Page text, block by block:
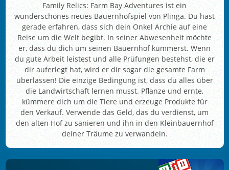
Family Relics: Farm Bay Adventures ist ein
wunderschönes neues Bauernhofspiel von Plinga. Du hast
gerade erfahren, dass sich dein Onkel Archie auf eine
Reise um die Welt begibt. In seiner Abwesenheit möchte
er, dass du dich um seinen Bauernhof kümmerst. Wenn
du gute Arbeit leistest und alle Prüfungen bestehst, die er
dir auferlegt hat, wird er dir sogar die gesamte Farm
überlassen! Die einzige Bedingung ist, dass du alles über
die Landwirtschaft lernen musst. Pflanze und ernte,
kümmere dich um die Tiere und erzeuge Produkte für
den Verkauf. Verwende das Geld, das du verdienst, um
den alten Hof zu sanieren und ihn in den Kleinbauernhof
deiner Träume zu verwandeln.